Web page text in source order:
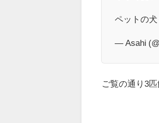
ペットの
— Asahi
ご覧の通り3